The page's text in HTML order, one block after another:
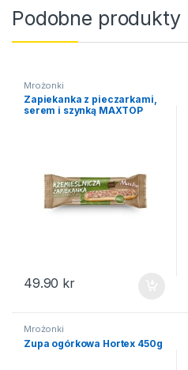
Podobne produkty
Mrożonki
Zapiekanka z pieczarkami,
serem i szynką MAXTOP
49.90 kr
Mrożonki
Zupa ogórkowa Hortex 450g